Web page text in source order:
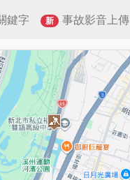
鍵字 新 事故影音上傳